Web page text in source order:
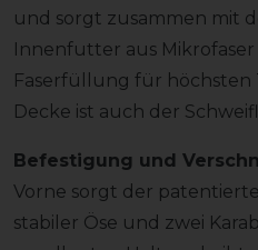
und sorgt zusammen mit
Innenfutter aus
Faserfüllung für höchsten
Decke ist auch der
Befestigung und
Vorne sorgt der
stabiler Öse und zwei